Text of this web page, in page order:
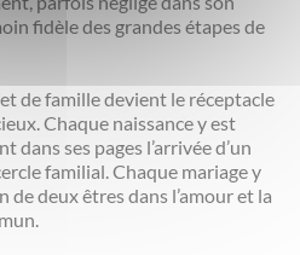
fidèle des grandes étapes de
de famille devient le réceptacle
Chaque naissance y est
dans ses pages l’arrivée d’un
familial. Chaque mariage y
de deux êtres dans l’amour et la